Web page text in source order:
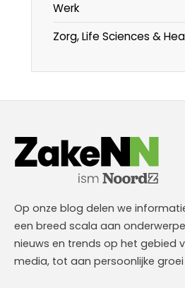
Werk
Zorg, Life Sciences &
Op onze blog delen we
een breed scala aan
nieuws en trends op het gebied
media, tot aan persoonlijke groei